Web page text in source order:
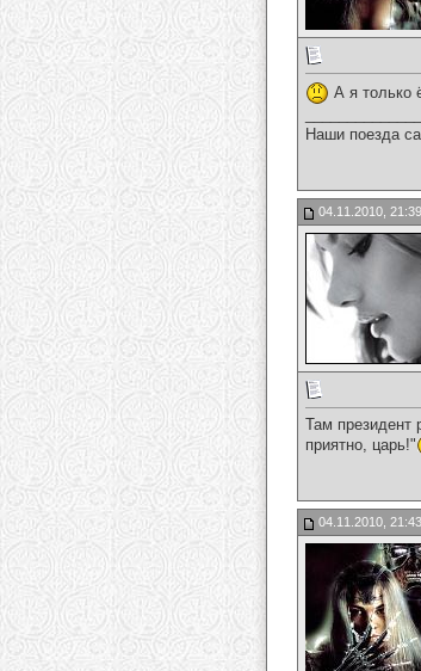
А я только
Наши поезда
04.11.2010, 21:39
Там президент
приятно, царь!"
04.11.2010, 21:43